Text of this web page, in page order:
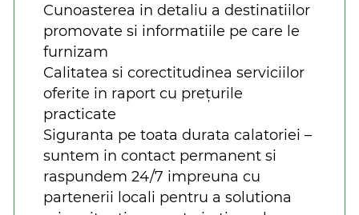
Cunoasterea in detaliu a destinatiilor
promovate si informatiile pe care le
furnizam
Calitatea si corectitudinea serviciilor
oferite in raport cu prețurile
practicate
Siguranta pe toata durata calatoriei –
suntem in contact permanent si
raspundem 24/7 impreuna cu
partenerii locali pentru a solutiona